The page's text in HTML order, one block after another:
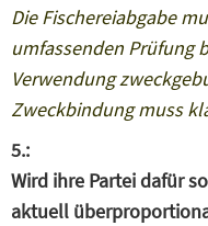
Die Fischereiabgabe
umfassenden Prüfung
Verwendung
Zweckbindung muss
5.:
Wird ihre Partei dafür
aktuell